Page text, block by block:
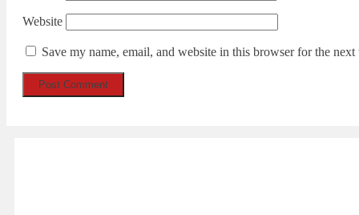
Website
Save my name, email, and website in this browser for the